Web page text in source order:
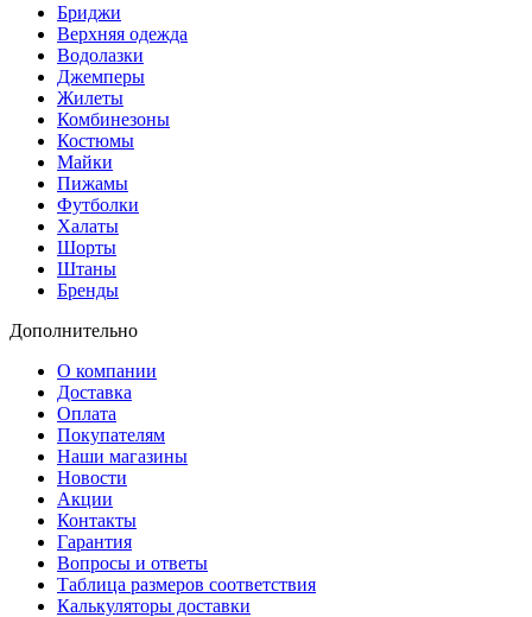
Бриджи
Верхняя одежда
Водолазки
Джемперы
Жилеты
Комбинезоны
Костюмы
Майки
Пижамы
Футболки
Халаты
Шорты
Штаны
Бренды
Дополнительно
О компании
Доставка
Оплата
Покупателям
Наши магазины
Новости
Акции
Контакты
Гарантия
Вопросы и ответы
Таблица размеров соответствия
Калькуляторы доставки